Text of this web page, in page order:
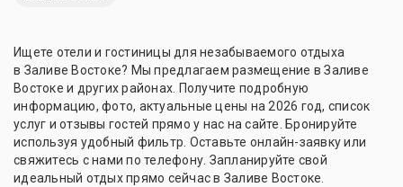
Ищете отели и гостиницы для незабываемого отдыха
в Заливе Востоке? Мы предлагаем размещение в Заливе
Востоке и других районах. Получите подробную
информацию, фото, актуальные цены на 2026 год, список
услуг и отзывы гостей прямо у нас на сайте. Бронируйте
используя удобный фильтр. Оставьте онлайн-заявку или
свяжитесь с нами по телефону. Запланируйте свой
идеальный отдых прямо сейчас в Заливе Востоке.